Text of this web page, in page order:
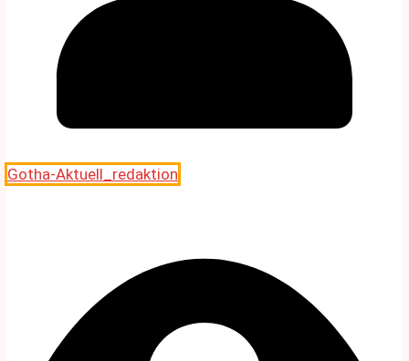
Gotha-Aktuell_redaktion